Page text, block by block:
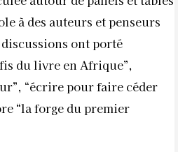
à des auteurs et penseurs
ont porté
du livre en Afrique”,
“écrire pour faire céder
“la forge du premier